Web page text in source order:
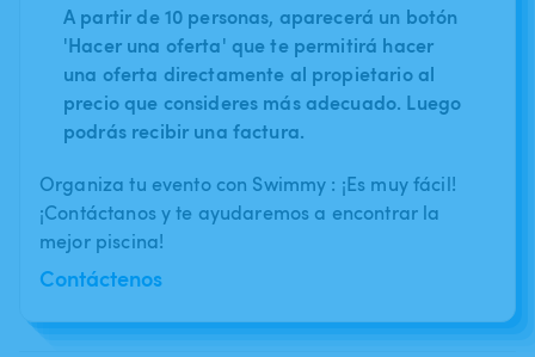
A partir de 10 personas, aparecerá un botón
'Hacer una oferta' que te permitirá hacer
una oferta directamente al propietario al
precio que consideres más adecuado. Luego
podrás recibir una factura.
Organiza tu evento con Swimmy : ¡Es muy fácil!
¡Contáctanos y te ayudaremos a encontrar la
mejor piscina!
Contáctenos